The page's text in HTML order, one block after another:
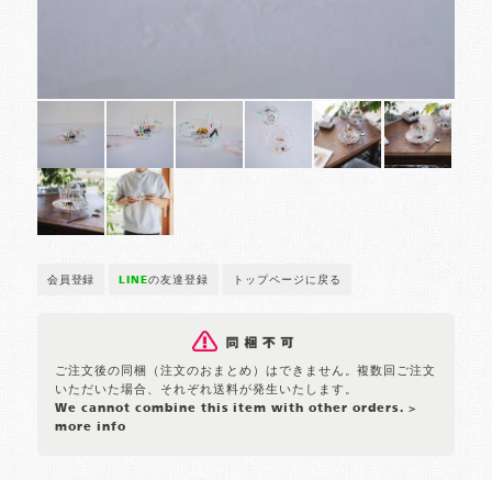
会員登録 LINEの友達登録 トップページに戻る
ご注文後の同梱（注文のおまとめ）はできません。複数回ご注文
いただいた場合、それぞれ送料が発生いたします。
We cannot combine this item with other orders. >
more info